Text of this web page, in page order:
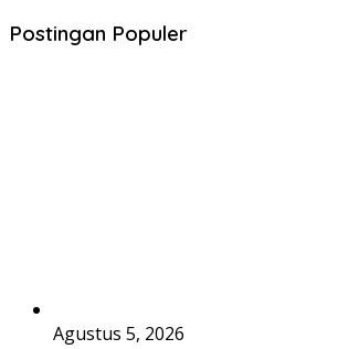
Postingan Populer
Agustus 5, 2026